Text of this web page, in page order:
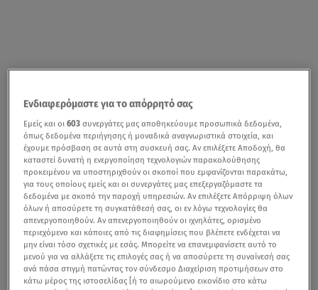
Ενδιαφερόμαστε για το απόρρητό σας
Εμείς και οι603 συνεργάτες μας αποθηκεύουμε προσωπικά δεδομένα,
όπως δεδομένα περιήγησης ή μοναδικά αναγνωριστικά στοιχεία, και
έχουμε πρόσβαση σε αυτά στη συσκευή σας. Αν επιλέξετε Αποδοχή, θα
καταστεί δυνατή η ενεργοποίηση τεχνολογιών παρακολούθησης
προκειμένου να υποστηριχθούν οι σκοποί που εμφανίζονται παρακάτω,
για τους οποίους εμείς και οι συνεργάτες μας επεξεργαζόμαστε τα
δεδομένα με σκοπό την παροχή υπηρεσιών. Αν επιλέξετε Απόρριψη όλων
όλων ή αποσύρετε τη συγκατάθεσή σας, οι εν λόγω τεχνολογίες θα
απενεργοποιηθούν. Αν απενεργοποιηθούν οι ιχνηλάτες, ορισμένο
περιεχόμενο και κάποιες από τις διαφημίσεις που βλέπετε ενδέχεται να
μην είναι τόσο σχετικές με εσάς. Μπορείτε να επανεμφανίσετε αυτό το
μενού για να αλλάξετε τις επιλογές σας ή να αποσύρετε τη συναίνεσή σας
ανά πάσα στιγμή πατώντας τον σύνδεσμο Διαχείριση προτιμήσεων στο
κάτω μέρος της ιστοσελίδας [ή το αιωρούμενο εικονίδιο στο κάτω